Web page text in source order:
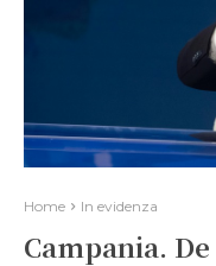
Home In evidenza
Campania.